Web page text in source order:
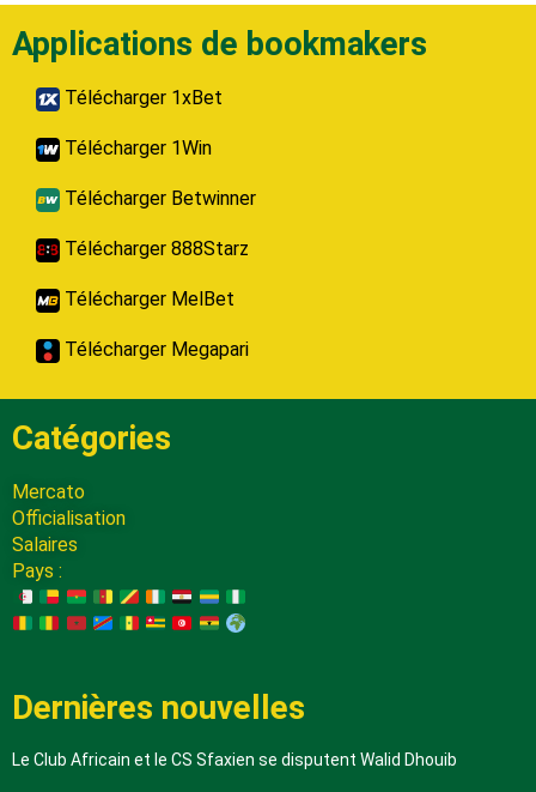
Applications de bookmakers
Télécharger 1xBet
Télécharger 1Win
Télécharger Betwinner
Télécharger 888Starz
Télécharger MelBet
Télécharger Megapari
Catégories
Mercato
Officialisation
Salaires
Pays :
Dernières nouvelles
Le Club Africain et le CS Sfaxien se disputent Walid Dhouib